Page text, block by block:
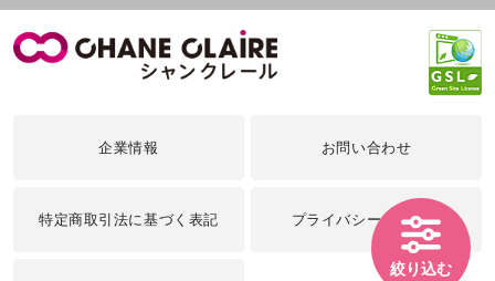
絞り込む
企業情報 お問い合わせ
特定商取引法に基づく表記 プライバシーポリシー